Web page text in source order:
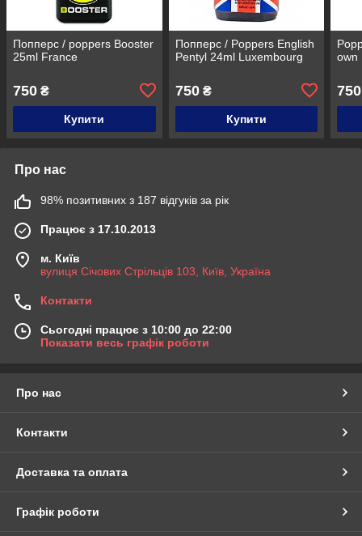
Попперс / poppers Booster
25ml France
750 ₴
Купити
Попперс / Poppers English
Pentyl 24ml Luxembourg
750₴
Купити
own
750
Про нас
98% позитивних з 187 відгуків за рік
Працює з 17.10.2013
м. Київ
вулиця Січових Стрільців 103, Київ, Україна
Контакти
Сьогодні працює з 10:00 до 22:00
Показати весь графік роботи
Про нас
Контакти
Доставка та оплата
Графік роботи